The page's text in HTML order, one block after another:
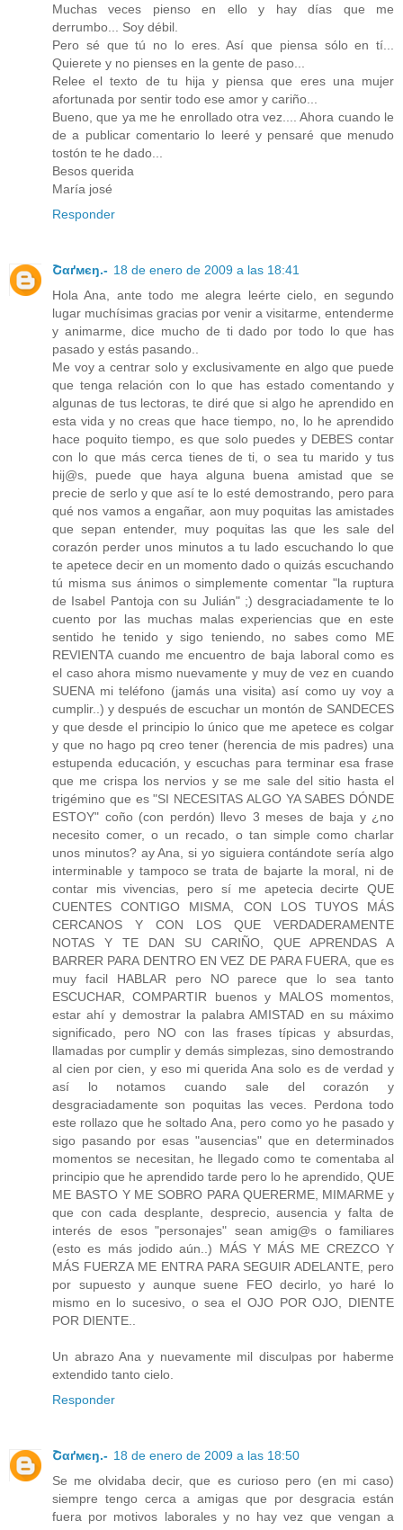
Muchas veces pienso en ello y hay días que me
derrumbo... Soy débil.
Pero sé que tú no lo eres. Así que piensa sólo en tí...
Quierete y no pienses en la gente de paso...
Relee el texto de tu hija y piensa que eres una mujer
afortunada por sentir todo ese amor y cariño...
Bueno, que ya me he enrollado otra vez.... Ahora cuando le
de a publicar comentario lo leeré y pensaré que menudo
tostón te he dado...
Besos querida
María josé
Responder
Շαґмєŋ.- 18 de enero de 2009 a las 18:41
Hola Ana, ante todo me alegra leérte cielo, en segundo
lugar muchísimas gracias por venir a visitarme, entenderme
y animarme, dice mucho de ti dado por todo lo que has
pasado y estás pasando..
Me voy a centrar solo y exclusivamente en algo que puede
que tenga relación con lo que has estado comentando y
algunas de tus lectoras, te diré que si algo he aprendido en
esta vida y no creas que hace tiempo, no, lo he aprendido
hace poquito tiempo, es que solo puedes y DEBES contar
con lo que más cerca tienes de ti, o sea tu marido y tus
hij@s, puede que haya alguna buena amistad que se
precie de serlo y que así te lo esté demostrando, pero para
qué nos vamos a engañar, aon muy poquitas las amistades
que sepan entender, muy poquitas las que les sale del
corazón perder unos minutos a tu lado escuchando lo que
te apetece decir en un momento dado o quizás escuchando
tú misma sus ánimos o simplemente comentar "la ruptura
de Isabel Pantoja con su Julián" ;) desgraciadamente te lo
cuento por las muchas malas experiencias que en este
sentido he tenido y sigo teniendo, no sabes como ME
REVIENTA cuando me encuentro de baja laboral como es
el caso ahora mismo nuevamente y muy de vez en cuando
SUENA mi teléfono (jamás una visita) así como uy voy a
cumplir..) y después de escuchar un montón de SANDECES
y que desde el principio lo único que me apetece es colgar
y que no hago pq creo tener (herencia de mis padres) una
estupenda educación, y escuchas para terminar esa frase
que me crispa los nervios y se me sale del sitio hasta el
trigémino que es "SI NECESITAS ALGO YA SABES DÓNDE
ESTOY" coño (con perdón) llevo 3 meses de baja y ¿no
necesito comer, o un recado, o tan simple como charlar
unos minutos? ay Ana, si yo siguiera contándote sería algo
interminable y tampoco se trata de bajarte la moral, ni de
contar mis vivencias, pero sí me apetecia decirte QUE
CUENTES CONTIGO MISMA, CON LOS TUYOS MÁS
CERCANOS Y CON LOS QUE VERDADERAMENTE
NOTAS Y TE DAN SU CARIÑO, QUE APRENDAS A
BARRER PARA DENTRO EN VEZ DE PARA FUERA, que es
muy facil HABLAR pero NO parece que lo sea tanto
ESCUCHAR, COMPARTIR buenos y MALOS momentos,
estar ahí y demostrar la palabra AMISTAD en su máximo
significado, pero NO con las frases típicas y absurdas,
llamadas por cumplir y demás simplezas, sino demostrando
al cien por cien, y eso mi querida Ana solo es de verdad y
así lo notamos cuando sale del corazón y
desgraciadamente son poquitas las veces. Perdona todo
este rollazo que he soltado Ana, pero como yo he pasado y
sigo pasando por esas "ausencias" que en determinados
momentos se necesitan, he llegado como te comentaba al
principio que he aprendido tarde pero lo he aprendido, QUE
ME BASTO Y ME SOBRO PARA QUERERME, MIMARME y
que con cada desplante, desprecio, ausencia y falta de
interés de esos "personajes" sean amig@s o familiares
(esto es más jodido aún..) MÁS Y MÁS ME CREZCO Y
MÁS FUERZA ME ENTRA PARA SEGUIR ADELANTE, pero
por supuesto y aunque suene FEO decirlo, yo haré lo
mismo en lo sucesivo, o sea el OJO POR OJO, DIENTE
POR DIENTE..
Un abrazo Ana y nuevamente mil disculpas por haberme
extendido tanto cielo.
Responder
Շαґмєŋ.- 18 de enero de 2009 a las 18:50
Se me olvidaba decir, que es curioso pero (en mi caso)
siempre tengo cerca a amigas que por desgracia están
fuera por motivos laborales y no hay vez que vengan a